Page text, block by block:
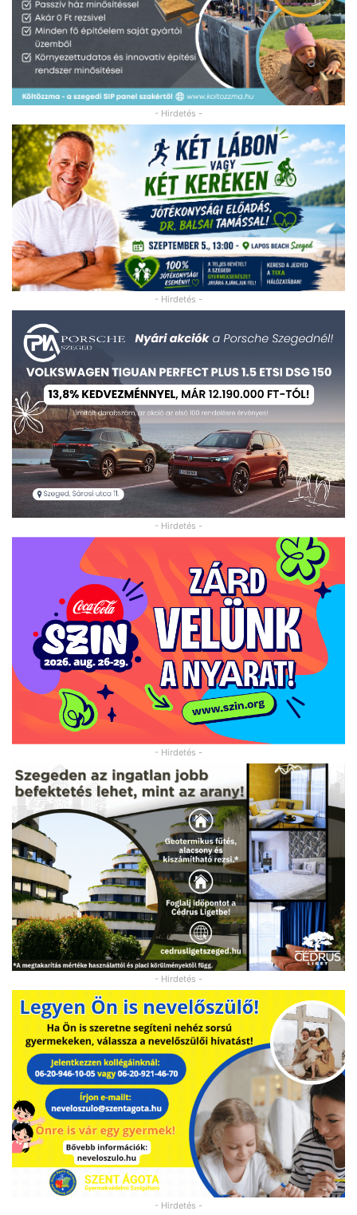
- Hirdetés -
- Hirdetés -
- Hirdetés -
- Hirdetés -
- Hirdetés -
- Hirdetés -